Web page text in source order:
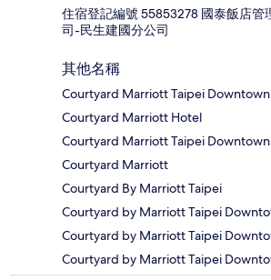
住宿登記編號 55853278 國泰飯店管
司-民生建國分公司
其他名稱
Courtyard Marriott Taipei
Courtyard Marriott Hotel
Courtyard Marriott Taipei Downtown
Courtyard Marriott
Courtyard By Marriott Taipei
Courtyard by Marriott Taipei
Courtyard by Marriott Taipei
Courtyard by Marriott Taipei